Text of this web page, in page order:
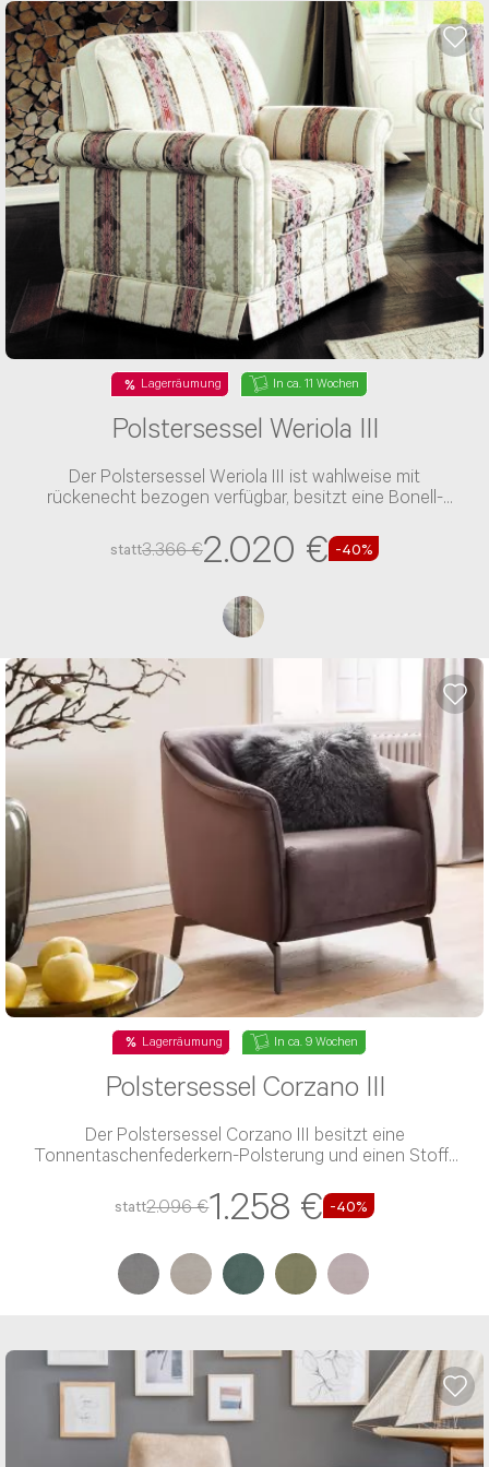
E-Mail Adresse*
Bitte tragen Sie wenn vorhanden, hier Ihre
Auftragsnummer ein
Nachricht*
NACHRICHT ABSENDEN
* Die mit einem * gekennzeichneten
Angaben sind Pflichtfelder.
Lagerräumung In ca. 11 Wochen
Polstersessel Weriola III
Der Polstersessel Weriola III ist wahlweise mit
rückenecht bezogen verfügbar, besitzt eine Bonell-
statt3.366 €2.020 € -40%
Lagerräumung In ca. 9 Wochen
Polstersessel Corzano III
Der Polstersessel Corzano III besitzt eine
Tonnentaschenfederkern-Polsterung und einen Stoff-
statt2.096 €1.258 € -40%